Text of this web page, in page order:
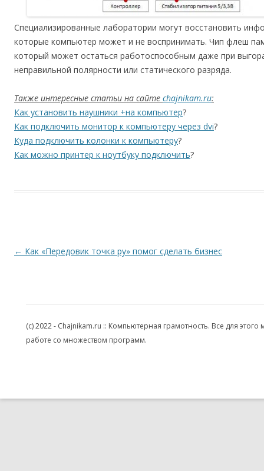
Специализированные лаборатории могут восстановить
которые компьютер может и не воспринимать. Чип флеш
который может остаться работоспособным даже при
неправильной полярности или статического разряда.
Также интересные статьи на сайте chajnikam.ru:
Как установить наушники +на компьютер?
Как подключить монитор к компьютеру через dvi?
Куда подключить колонки к компьютеру?
Как можно принтер к ноутбуку подключить?
Навигация по записям
← Как «Передовик точка ру» помог сделать бизнес
(c) 2022 - Chajnikam.ru :: Компьютерная грамотность. Все для
работе со множеством программ.